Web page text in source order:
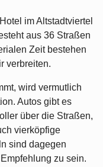
im Altstadtviertel
aus 36 Straßen
Zeit bestehen
verbreiten.
wird vermutlich
Autos gibt es
über die Straßen,
vierköpfige
sind dagegen
zu sein.